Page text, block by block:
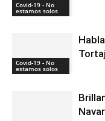
Covid-19 - No
estamos solos
Covid-19 - No
estamos solos